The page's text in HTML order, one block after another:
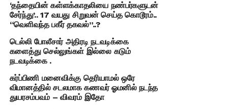
‘தந்தையின் கள்ளக்காதலியை நண்பர்களுடன்
சேர்ந்து’.. 17 வயது சிறுவன் செய்த கொடூரம்..
“வெளிவந்த பகீர் தகவல்”..?
டெல்லி போலீசார் அதிரடி நடவடிக்கை
களைத்து செல்லுங்கள் இல்லை கடும்
நடவடிக்கை .
கர்ப்பிணி மனைவிக்கு தெரியாமல் ஒரே
விமானத்தில் சடலமாக கணவர் ஓமனில் நடந்த
துயரசம்பவம் – விவரம் இதோ